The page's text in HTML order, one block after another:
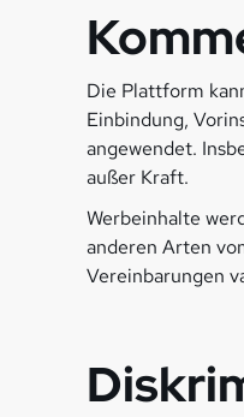
Die Plattform
Einbindung,
angewendet.
außer Kraft.
Werbeinhalte
anderen Arten
Vereinbarungen